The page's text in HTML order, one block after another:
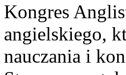
Kongres
angielskiego,
nauczania i